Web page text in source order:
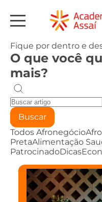
Fique por dentro e
O que você
mais?
Buscar
Todos Afronegócio
PretaAlimentação
PatrocinadoDicas